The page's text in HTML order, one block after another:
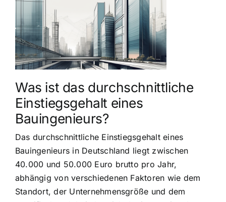
Was ist das durchschnittliche
Einstiegsgehalt eines
Bauingenieurs?
Das durchschnittliche Einstiegsgehalt eines
Bauingenieurs in Deutschland liegt zwischen
40.000 und 50.000 Euro brutto pro Jahr,
abhängig von verschiedenen Faktoren wie dem
Standort, der Unternehmensgröße und dem